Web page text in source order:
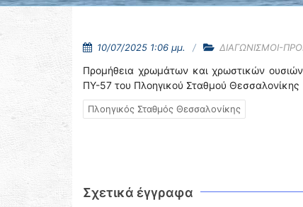
10/07/2025 1:06 μμ. ΔΙΑΓΩΝΙΣΜΟΙ-
Προμήθεια χρωμάτων και χρωστικών
ΠΥ-57 του Πλοηγικού Σταθμού Θεσσαλονίκης
Πλοηγικός Σταθμός Θεσσαλονίκης
Σχετικά έγγραφα